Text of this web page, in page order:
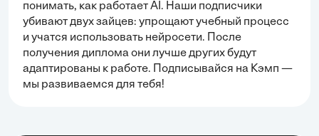
понимать, как работает AI. Наши подписчики
убивают двух зайцев: упрощают учебный процесс
и учатся использовать нейросети. После
получения диплома они лучше других будут
адаптированы к работе. Подписывайся на Кэмп —
мы развиваемся для тебя!